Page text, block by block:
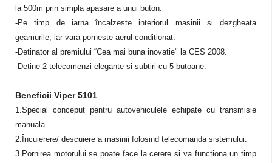
la 500m prin simpla apasare a unui buton.
-Pe timp de iarna încalzeste interiorul masinii si dezgheata
geamurile, iar vara porneste aerul conditionat.
-Detinator al premiului “Cea mai buna inovatie" la CES 2008.
-Detine 2 telecomenzi elegante si subtiri cu 5 butoane.
Beneficii Viper 5101
1.Special conceput pentru autovehiculele echipate cu transmisie
manuala.
2.Încuierere/ descuiere a masinii folosind telecomanda sistemului.
3.Pornirea motorului se poate face la cerere si va functiona un timp